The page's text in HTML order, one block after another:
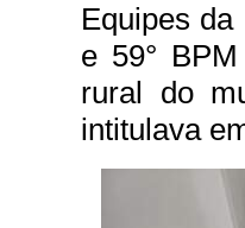
Equipes
e 59°
rural do
intitulava